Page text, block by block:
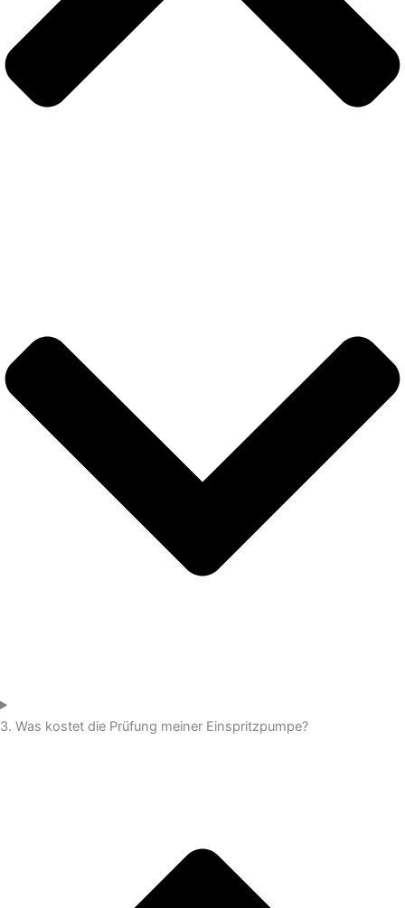
3. Was kostet die Prüfung meiner Einspritzpumpe?